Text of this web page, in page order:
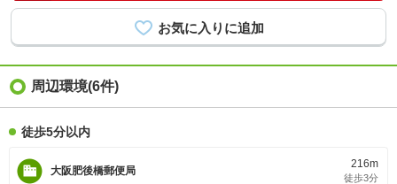
周辺環境(6件)
徒歩5分以内
大阪肥後橋郵便局
216m
徒歩3分